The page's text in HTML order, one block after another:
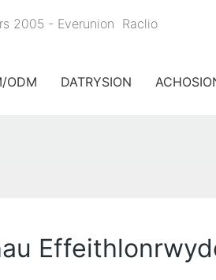
2005 - Everunion Raclio
ODM DATRYSION